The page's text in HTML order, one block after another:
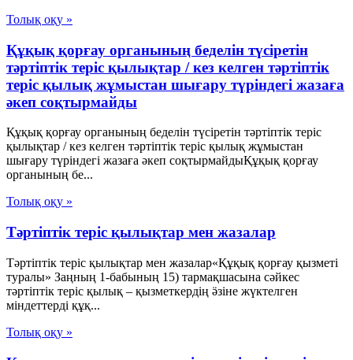
Толық оқу »
Құқық қорғау органының беделін түсіретін
тәртіптік теріс қылықтар / кез келген тәртіптік
теріс қылық жұмыстан шығару түріндегі жазаға
әкеп соқтырмайды
Құқық қорғау органының беделін түсіретін тәртіптік теріс
қылықтар / кез келген тәртіптік теріс қылық жұмыстан
шығару түріндегі жазаға әкеп соқтырмайдыҚұқық қорғау
органының бе...
Толық оқу »
Тәртіптік теріс қылықтар мен жазалар
Тәртіптік теріс қылықтар мен жазалар«Құқық қорғау қызметі
туралы» Заңның 1-бабының 15) тармақшасына сәйкес
тәртіптік теріс қылық – қызметкердің ӛзіне жүктелген
міндеттерді құқ...
Толық оқу »